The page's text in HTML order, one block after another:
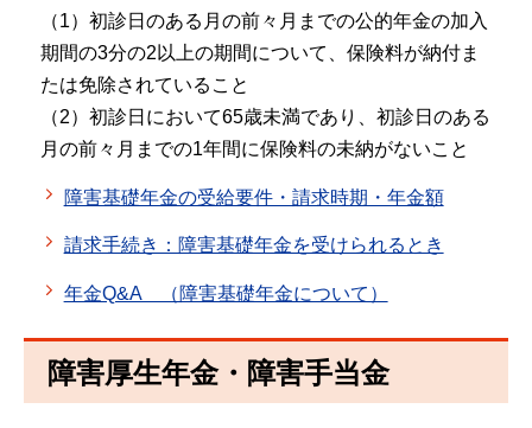
（1）初診日のある月の前々月までの公的年金の加入
期間の3分の2以上の期間について、保険料が納付ま
たは免除されていること
（2）初診日において65歳未満であり、初診日のある
月の前々月までの1年間に保険料の未納がないこと
障害基礎年金の受給要件・請求時期・年金額
請求手続き：障害基礎年金を受けられるとき
年金Q&A （障害基礎年金について）
障害厚生年金・障害手当金